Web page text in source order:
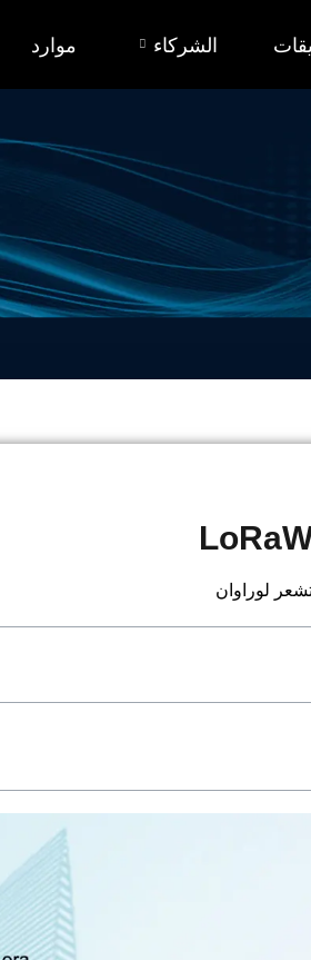
الشركاء موارد
لوراوان